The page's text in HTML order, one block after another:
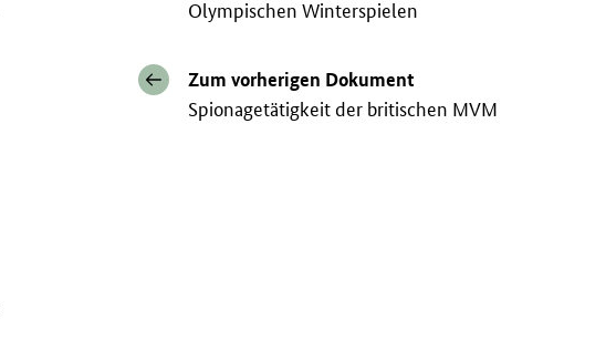
Olympischen Winterspielen
Zum vorherigen Dokument
Spionagetätigkeit der britischen MVM